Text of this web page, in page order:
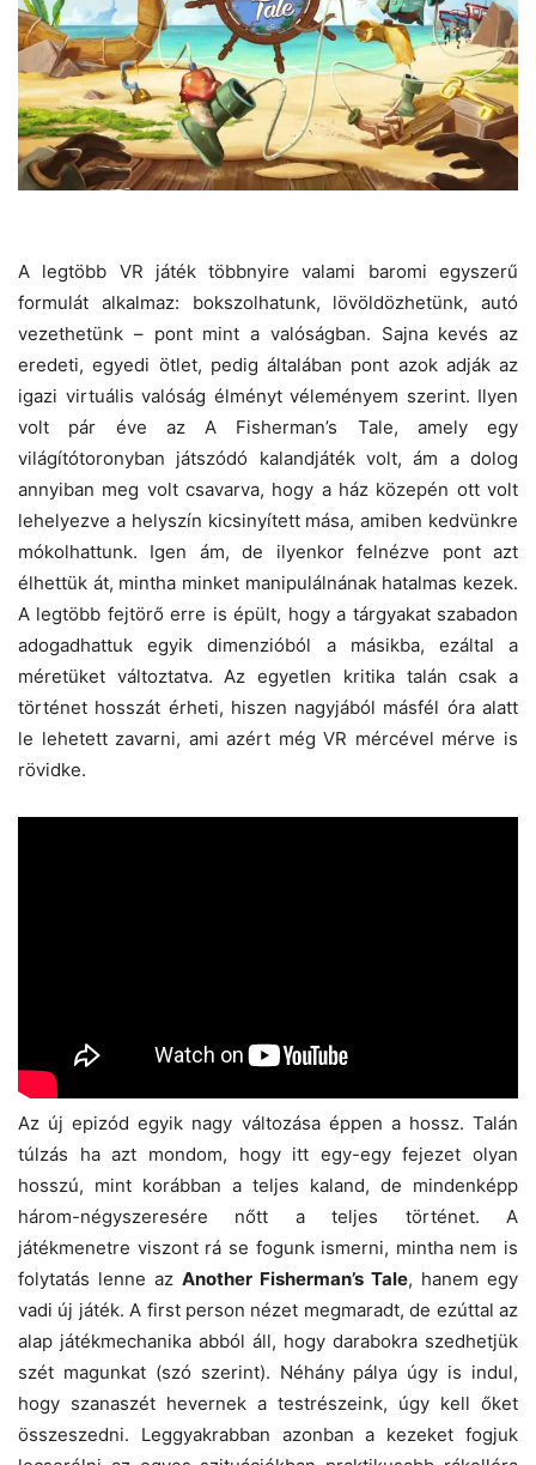
A legtöbb VR játék többnyire valami baromi egyszerű
formulát alkalmaz: bokszolhatunk, lövöldözhetünk, autó
vezethetünk – pont mint a valóságban. Sajna kevés az
eredeti, egyedi ötlet, pedig általában pont azok adják az
igazi virtuális valóság élményt véleményem szerint. Ilyen
volt pár éve az A Fisherman’s Tale, amely egy
világítótoronyban játszódó kalandjáték volt, ám a dolog
annyiban meg volt csavarva, hogy a ház közepén ott volt
lehelyezve a helyszín kicsinyített mása, amiben kedvünkre
mókolhattunk. Igen ám, de ilyenkor felnézve pont azt
élhettük át, mintha minket manipulálnának hatalmas kezek.
A legtöbb fejtörő erre is épült, hogy a tárgyakat szabadon
adogadhattuk egyik dimenzióból a másikba, ezáltal a
méretüket változtatva. Az egyetlen kritika talán csak a
történet hosszát érheti, hiszen nagyjából másfél óra alatt
le lehetett zavarni, ami azért még VR mércével mérve is
rövidke.
Az új epizód egyik nagy változása éppen a hossz. Talán
túlzás ha azt mondom, hogy itt egy-egy fejezet olyan
hosszú, mint korábban a teljes kaland, de mindenképp
három-négyszeresére nőtt a teljes történet. A
játékmenetre viszont rá se fogunk ismerni, mintha nem is
folytatás lenne az Another Fisherman’s Tale, hanem egy
vadi új játék. A first person nézet megmaradt, de ezúttal az
alap játékmechanika abból áll, hogy darabokra szedhetjük
szét magunkat (szó szerint). Néhány pálya úgy is indul,
hogy szanaszét hevernek a testrészeink, úgy kell őket
összeszedni. Leggyakrabban azonban a kezeket fogjuk